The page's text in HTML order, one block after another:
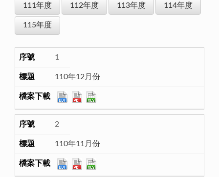
111年度 112年度 113年度 114年度
115年度
1
110年12月份
2
110年11月份